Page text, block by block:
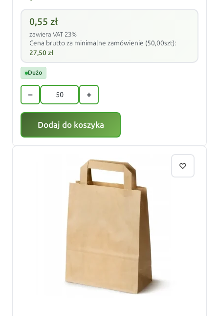
0,55zł
zawiera VAT 23%
Cena brutto za minimalne zamówienie (50,00szt):
27,50zł
Dużo
− +
Dodaj do koszyka